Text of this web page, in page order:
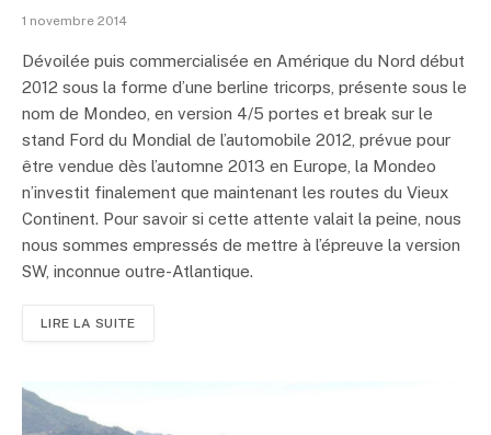
1 novembre 2014
Dévoilée puis commercialisée en Amérique du Nord début
2012 sous la forme d’une berline tricorps, présente sous le
nom de Mondeo, en version 4/5 portes et break sur le
stand Ford du Mondial de l’automobile 2012, prévue pour
être vendue dès l’automne 2013 en Europe, la Mondeo
n’investit finalement que maintenant les routes du Vieux
Continent. Pour savoir si cette attente valait la peine, nous
nous sommes empressés de mettre à l’épreuve la version
SW, inconnue outre-Atlantique.
LIRE LA SUITE